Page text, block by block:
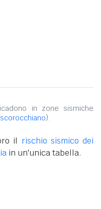
in zone sismiche
).
il rischio sismico dei
in un'unica tabella.